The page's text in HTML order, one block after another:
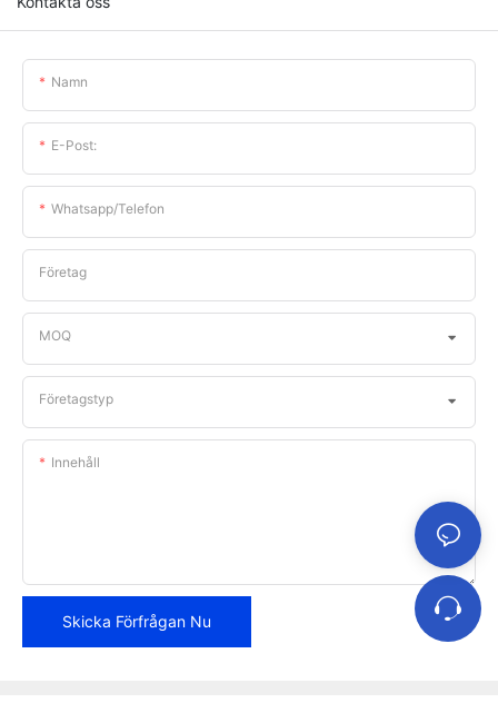
Namn
E-Post:
Whatsapp/telefon
Företag
MOQ
Företagstyp
Innehåll
Skicka Förfrågan Nu